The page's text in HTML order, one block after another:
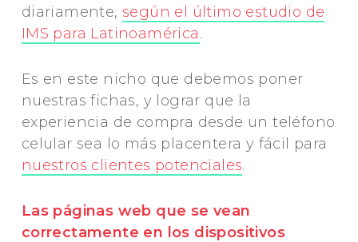
diariamente, según el último estudio de
IMS para Latinoamérica.
Es en este nicho que debemos poner
nuestras fichas, y lograr que la
experiencia de compra desde un teléfono
celular sea lo más placentera y fácil para
nuestros clientes potenciales.
Las páginas web que se vean
correctamente en los dispositivos